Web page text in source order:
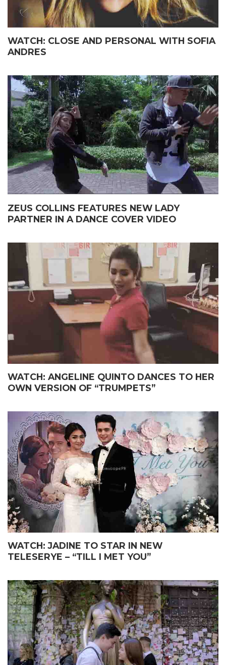
WATCH: CLOSE AND PERSONAL WITH SOFIA
ANDRES
ZEUS COLLINS FEATURES NEW LADY
PARTNER IN A DANCE COVER VIDEO
WATCH: ANGELINE QUINTO DANCES TO HER
OWN VERSION OF “TRUMPETS”
WATCH: JADINE TO STAR IN NEW
TELESERYE – “TILL I MET YOU”